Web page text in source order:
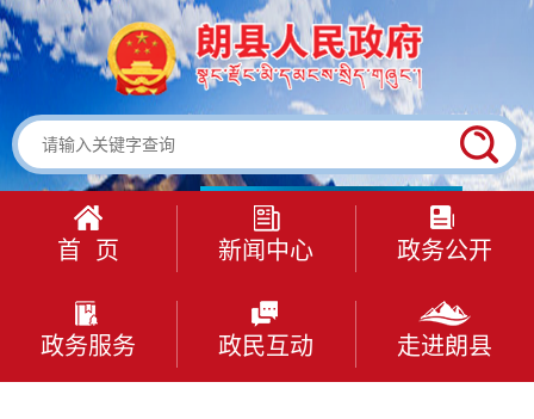
首 页 新闻中心 政务公开
政务服务 政民互动 走进朗县